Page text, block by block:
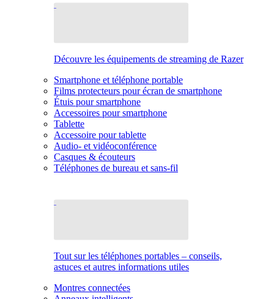
Découvre les équipements de streaming de Razer
Smartphone et téléphone portable
Films protecteurs pour écran de smartphone
Étuis pour smartphone
Accessoires pour smartphone
Tablette
Accessoire pour tablette
Audio- et vidéoconférence
Casques & écouteurs
Téléphones de bureau et sans-fil
Tout sur les téléphones portables – conseils,
astuces et autres informations utiles
Montres connectées